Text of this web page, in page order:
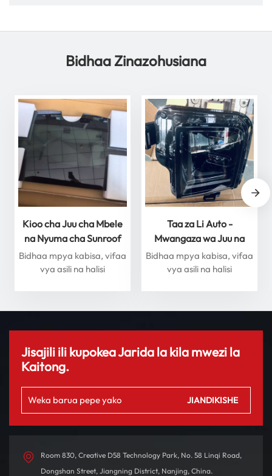
Bidhaa Zinazohusiana
Kioo cha Juu cha Mbele
na Nyuma cha Sunroof
kwa Mfululizo wa Li Auto
L - Boresha Uzoefu Wako
Bidhaa mpya kabisa, vifaa
vya asili na halisi
Taa za Li Auto -
Mwangaza wa Juu na
Utendaji kwa Usalama
wa Mwisho
Bidhaa mpya kabisa, vifaa
vya asili na halisi
Jisajili ili kupokea Jarida la kila mwezi la
Kaitong.
Room 830, Creative D58 Technology Park, No. 58 Linqi Road,
Dongshan Street, Jiangning District, Nanjing, China.